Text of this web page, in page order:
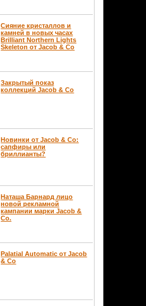
Сияние кристаллов и
камней в новых часах
Brilliant Northern Lights
Skeleton от Jacob & Co
Закрытый показ
коллекций Jacob & Co
Новинки от Jacob & Co:
сапфиры или
бриллианты?
Наташа Барнард лицо
новой рекламной
кампании марки Jacob &
Co.
Palatial Automatic от Jacob
& Co